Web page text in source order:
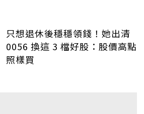
只想退休後穩穩領錢！她出清
0056 換這 3 檔好股：股價高點
照樣買